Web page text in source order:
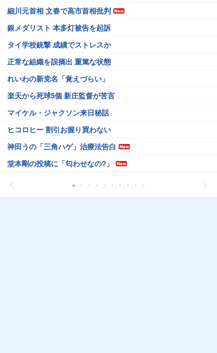
細川元首相 文春で高市首相批判
銀メダリスト 本多灯被告を起訴
タイ学校銃撃 成績でストレスか
正常な組織を誤摘出 重篤な状態
れいわの新党名「覚えづらい」
楽天から死球5個 新庄監督が苦言
マイケル・ジャクソン来日秘話
ヒコロヒー 割引お握り買わない
神田うの「三角ハゲ」治療法告白
堂本剛の投稿に「匂わせなの?」